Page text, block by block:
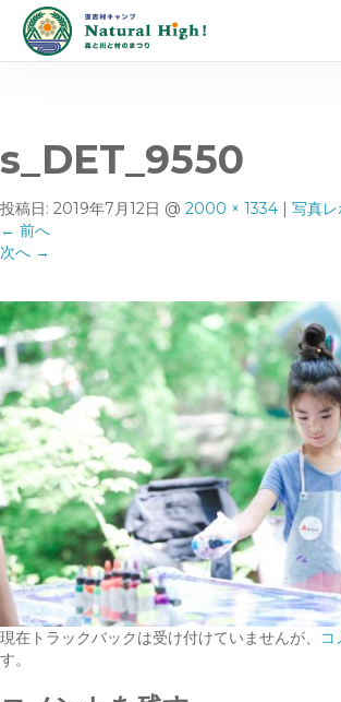
s_DET_9550
投稿日: 2019年7月12日 @ 2000 × 1334 | 写真
← 前へ
次へ →
現在トラックバックは受け付けていませんが、 コ
す。